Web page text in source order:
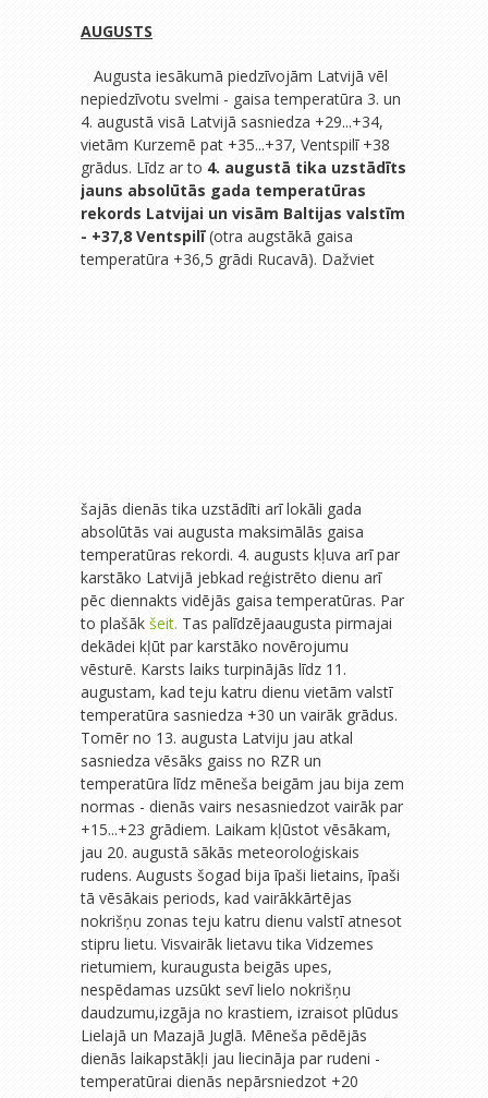
AUGUSTS
Augusta iesākumā piedzīvojām Latvijā vēl
nepiedzīvotu svelmi - gaisa temperatūra 3. un
4. augustā visā Latvijā sasniedza +29...+34,
vietām Kurzemē pat +35...+37, Ventspilī +38
grādus. Līdz ar to 4. augustā tika uzstādīts
jauns absolūtās gada temperatūras
rekords Latvijai un visām Baltijas valstīm
- +37,8 Ventspilī(otra augstākā gaisa
temperatūra +36,5 grādi Rucavā). Dažviet
šajās dienās tika uzstādīti arī lokāli gada
absolūtās vai augusta maksimālās gaisa
temperatūras rekordi. 4. augusts kļuva arī par
karstāko Latvijā jebkad reģistrēto dienu arī
pēc diennakts vidējās gaisa temperatūras. Par
to plašāk šeit. Tas palīdzējaaugusta pirmajai
dekādei kļūt par karstāko novērojumu
vēsturē. Karsts laiks turpinājās līdz 11.
augustam, kad teju katru dienu vietām valstī
temperatūra sasniedza +30 un vairāk grādus.
Tomēr no 13. augusta Latviju jau atkal
sasniedza vēsāks gaiss no RZR un
temperatūra līdz mēneša beigām jau bija zem
normas - dienās vairs nesasniedzot vairāk par
+15...+23 grādiem. Laikam kļūstot vēsākam,
jau 20. augustā sākās meteoroloģiskais
rudens. Augusts šogad bija īpaši lietains, īpaši
tā vēsākais periods, kad vairākkārtējas
nokrišņu zonas teju katru dienu valstī atnesot
stipru lietu. Visvairāk lietavu tika Vidzemes
rietumiem, kuraugusta beigās upes,
nespēdamas uzsūkt sevī lielo nokrišņu
daudzumu,izgāja no krastiem, izraisot plūdus
Lielajā un Mazajā Juglā. Mēneša pēdējās
dienās laikapstākļi jau liecināja par rudeni -
temperatūrai dienās nepārsniedzot +20